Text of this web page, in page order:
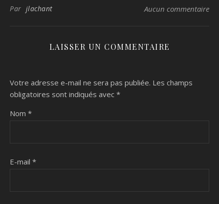
Par jlachant Aucun commentaire
LAISSER UN COMMENTAIRE
Votre adresse e-mail ne sera pas publiée. Les champs
obligatoires sont indiqués avec *
Nom *
E-mail *